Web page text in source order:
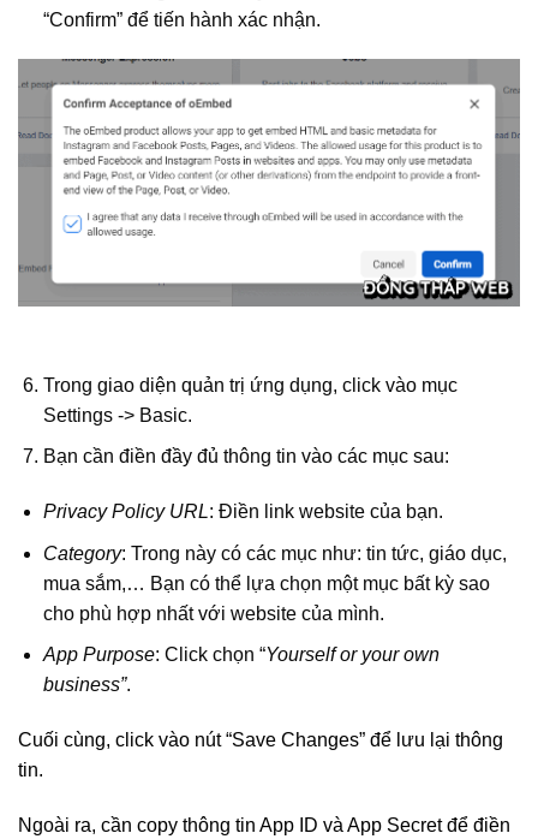
“Confirm” để tiến hành xác nhận.
Trong giao diện quản trị ứng dụng, click vào mục
Settings -> Basic.
Bạn cần điền đầy đủ thông tin vào các mục sau:
Privacy Policy URL: Điền link website của bạn.
Category: Trong này có các mục như: tin tức, giáo dục,
mua sắm,… Bạn có thể lựa chọn một mục bất kỳ sao
cho phù hợp nhất với website của mình.
App Purpose: Click chọn “Yourself or your own
business”.
Cuối cùng, click vào nút “Save Changes” để lưu lại thông
tin.
Ngoài ra, cần copy thông tin App ID và App Secret để điền